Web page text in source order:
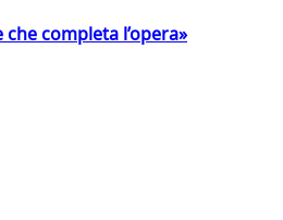
completa l’opera»